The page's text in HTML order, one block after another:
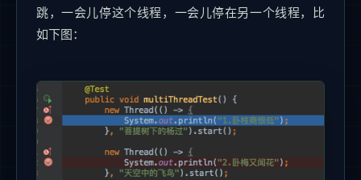
跳，一会儿停这个线程，一会儿停在另一个线程，比
如下图：